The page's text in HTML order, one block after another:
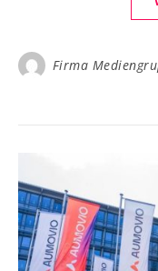
Firma